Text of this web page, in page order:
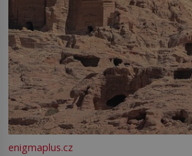
enigmaplus.cz